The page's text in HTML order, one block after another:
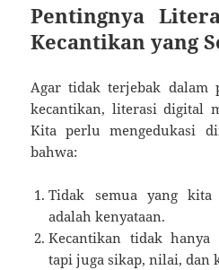
Pentingnya
Kecantikan yang
Agar tidak terjebak dalam
kecantikan, literasi digital
Kita perlu mengedukasi
bahwa:
Tidak semua yang
adalah kenyataan.
Kecantikan tidak
tapi juga sikap, nilai, dan